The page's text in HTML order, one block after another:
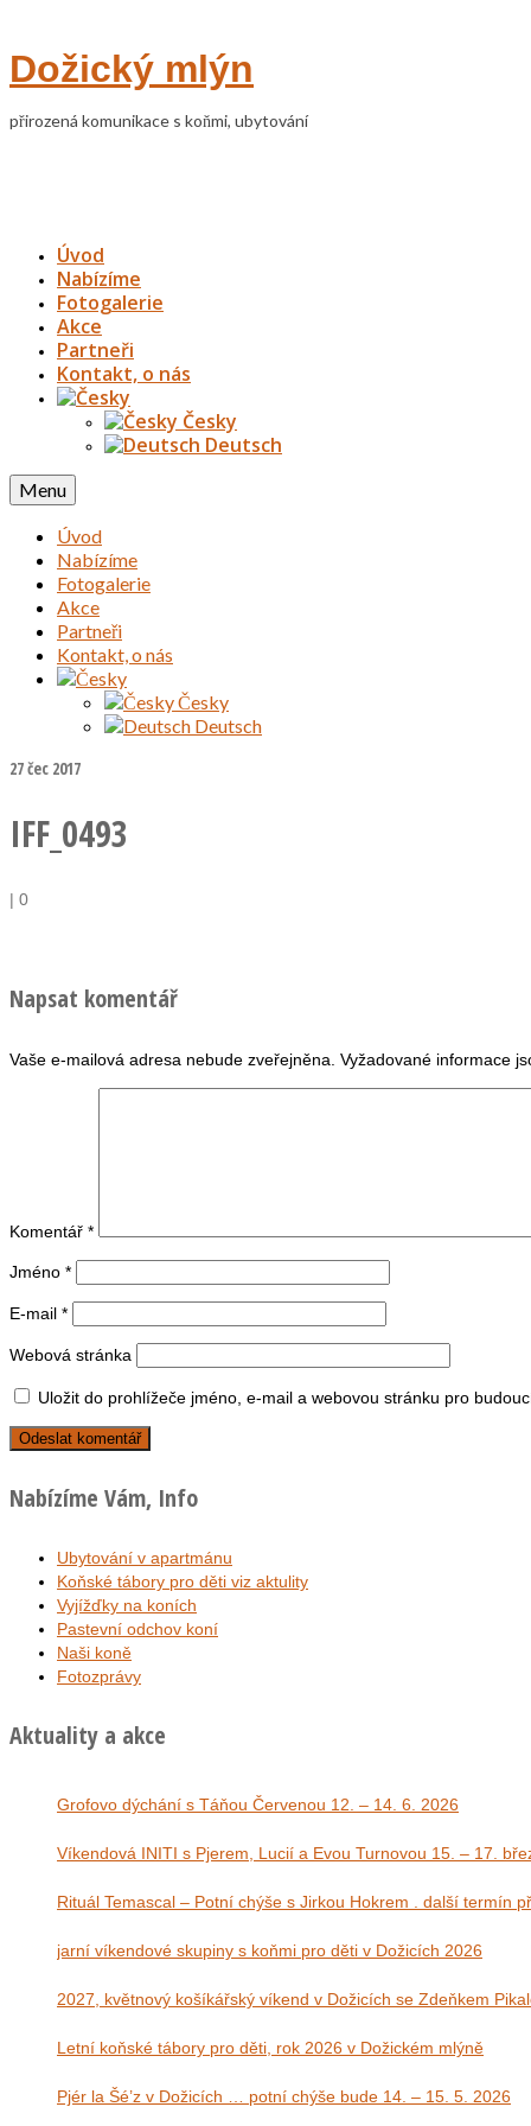
Dožický mlýn
přirozená komunikace s koňmi, ubytování
Úvod
Nabízíme
Fotogalerie
Akce
Partneři
Kontakt, o nás
Česky
Deutsch
Menu
Úvod
Nabízíme
Fotogalerie
Akce
Partneři
Kontakt, o nás
Česky
Deutsch
27čec 2017
IFF_0493
| 0
Napsat komentář
Vaše e-mailová adresa nebude zveřejněna. Vyžadované informace
Komentář *
Jméno *
E-mail *
Webová stránka
Uložit do prohlížeče jméno, e-mail a webovou stránku pro
Nabízíme Vám, Info
Ubytování v apartmánu
Koňské tábory pro děti viz aktulity
Vyjížďky na koních
Pastevní odchov koní
Naši koně
Fotozprávy
Aktuality a akce
Grofovo dýchání s Táňou Červenou 12. – 14. 6. 2026
Víkendová INITI s Pjerem, Lucií a Evou
Rituál Temascal – Potní chýše s Jirkou Hokrem . další termín
jarní víkendové skupiny s koňmi pro děti v Dožicích 2026
2027, květnový košíkářský víkend v Dožicích se Zdeňkem
Letní koňské tábory pro děti, rok 2026 v Dožickém mlýně
Pjér la Šé’z v Dožicích … potní chýše bude 14. – 15. 5. 2026